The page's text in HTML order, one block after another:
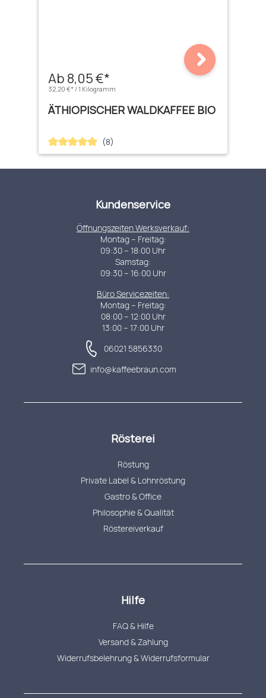
Ab 8,05 €*
32,20 €* / 1 Kilogramm
ÄTHIOPISCHER WALDKAFFEE BIO
Durchschnittliche Bewertung von 4.88 von 5 Sternen
(8)
Kundenservice
Öffnungszeiten Werksverkauf:
Montag – Freitag:
09:30 – 18:00 Uhr
Samstag:
09:30 – 16:00 Uhr
Büro Servicezeiten:
Montag – Freitag:
08:00 – 12:00 Uhr
13:00 – 17:00 Uhr
06021 5856330
info@kaffeebraun.com
Rösterei
Röstung
Private Label & Lohnröstung
Gastro & Office
Philosophie & Qualität
Röstereiverkauf
Hilfe
FAQ & Hilfe
Versand & Zahlung
Widerrufsbelehrung & Widerrufsformular